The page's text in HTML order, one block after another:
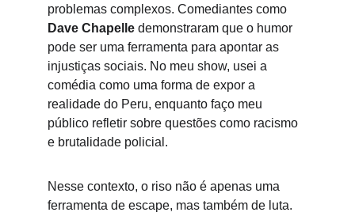
problemas complexos. Comediantes como
Dave Chapelle demonstraram que o humor
pode ser uma ferramenta para apontar as
injustiças sociais. No meu show, usei a
comédia como uma forma de expor a
realidade do Peru, enquanto faço meu
público refletir sobre questões como racismo
e brutalidade policial.
Nesse contexto, o riso não é apenas uma
ferramenta de escape, mas também de luta.